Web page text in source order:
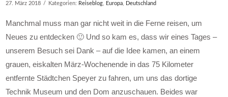
27. März 2018 Kategorien: Reiseblog, Europa, Deutschland
Manchmal muss man gar nicht weit in die Ferne reisen, um
Neues zu entdecken 🙂 Und so kam es, dass wir eines Tages –
unserem Besuch sei Dank – auf die Idee kamen, an einem
grauen, eiskalten März-Wochenende in das 75 Kilometer
entfernte Städtchen Speyer zu fahren, um uns das dortige
Technik Museum und den Dom anzuschauen. Beides war